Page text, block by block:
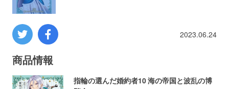
2023.06.24
商品情報
指輪の選んだ婚約者10 海の帝国と波乱の博
ミリタリー
その他
イベント 特典